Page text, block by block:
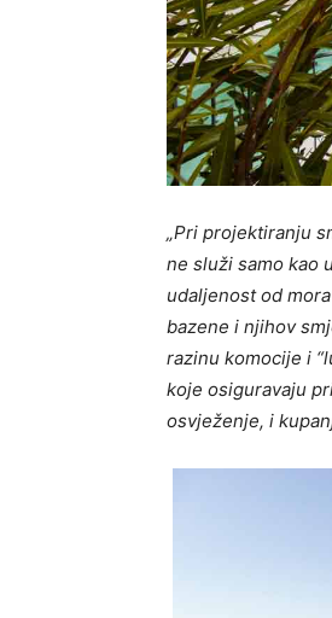
„Pri projektiranju
ne služi samo kao
udaljenost od
bazene i njihov
razinu komocije i
koje osiguravaju
osvježenje, i